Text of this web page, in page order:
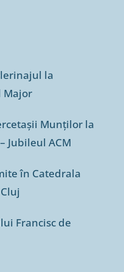
la
Major
Munților la
Jubileul ACM
în Catedrala
Francisc de